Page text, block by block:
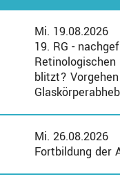
Mi. 19.08.2026
19. RG -
blitzt?
Mi. 26.08.2026
Fortbildung der